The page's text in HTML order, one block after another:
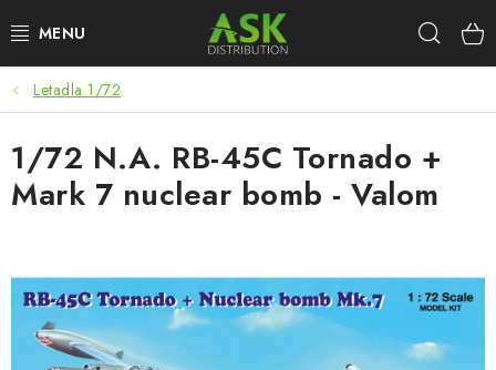
na
WARHAMMER
ASK PRODUKTY
NOVINKY
DOPLŇKY K MODELŮM
Letadla 1/72
1/72 N.A. RB-45C Tornado +
Mark 7 nuclear bomb - Valom